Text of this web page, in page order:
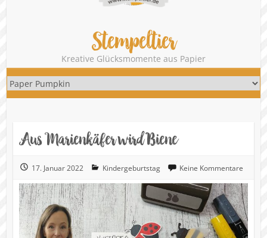
Stempeltier
Kreative Glücksmomente aus Papier
Aus Marienkäfer wird Biene
17. Januar 2022 Kindergeburtstag Keine Kommentare